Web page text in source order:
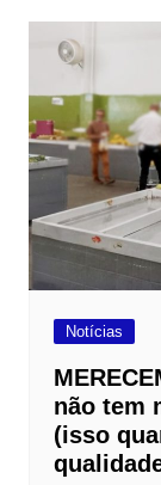
Notícias
não tem
(isso